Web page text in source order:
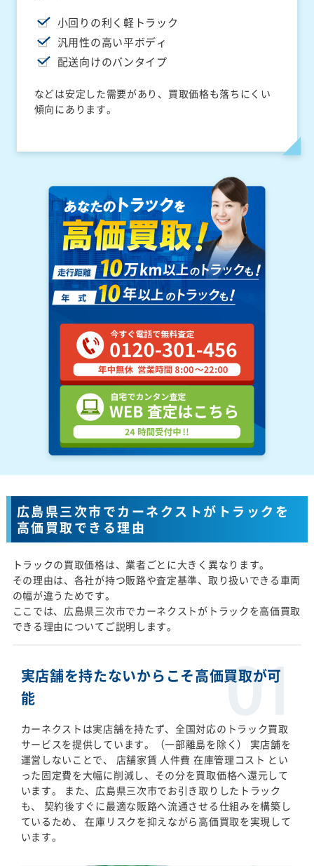
小回りの利く軽トラック
汎用性の高い平ボディ
配送向けのバンタイプ
などは安定した需要があり、買取価格も落ちにくい
傾向にあります。
広島県三次市でカーネクストがトラックを
高価買取できる理由
トラックの買取価格は、業者ごとに大きく異なります。
その理由は、各社が持つ販路や査定基準、取り扱いできる車両
の幅が違うためです。
ここでは、広島県三次市でカーネクストがトラックを高価買取
できる理由についてご説明します。
実店舗を持たないからこそ高価買取が可
能
カーネクストは実店舗を持たず、全国対応のトラック買取
サービスを提供しています。（一部離島を除く） 実店舗を
運営しないことで、 店舗家賃 人件費 在庫管理コスト とい
った固定費を大幅に削減し、その分を買取価格へ還元して
います。 また、広島県三次市でお引き取りしたトラック
も、 契約後すぐに最適な販路へ流通させる仕組みを構築し
ているため、 在庫リスクを抑えながら高価買取を実現して
います。